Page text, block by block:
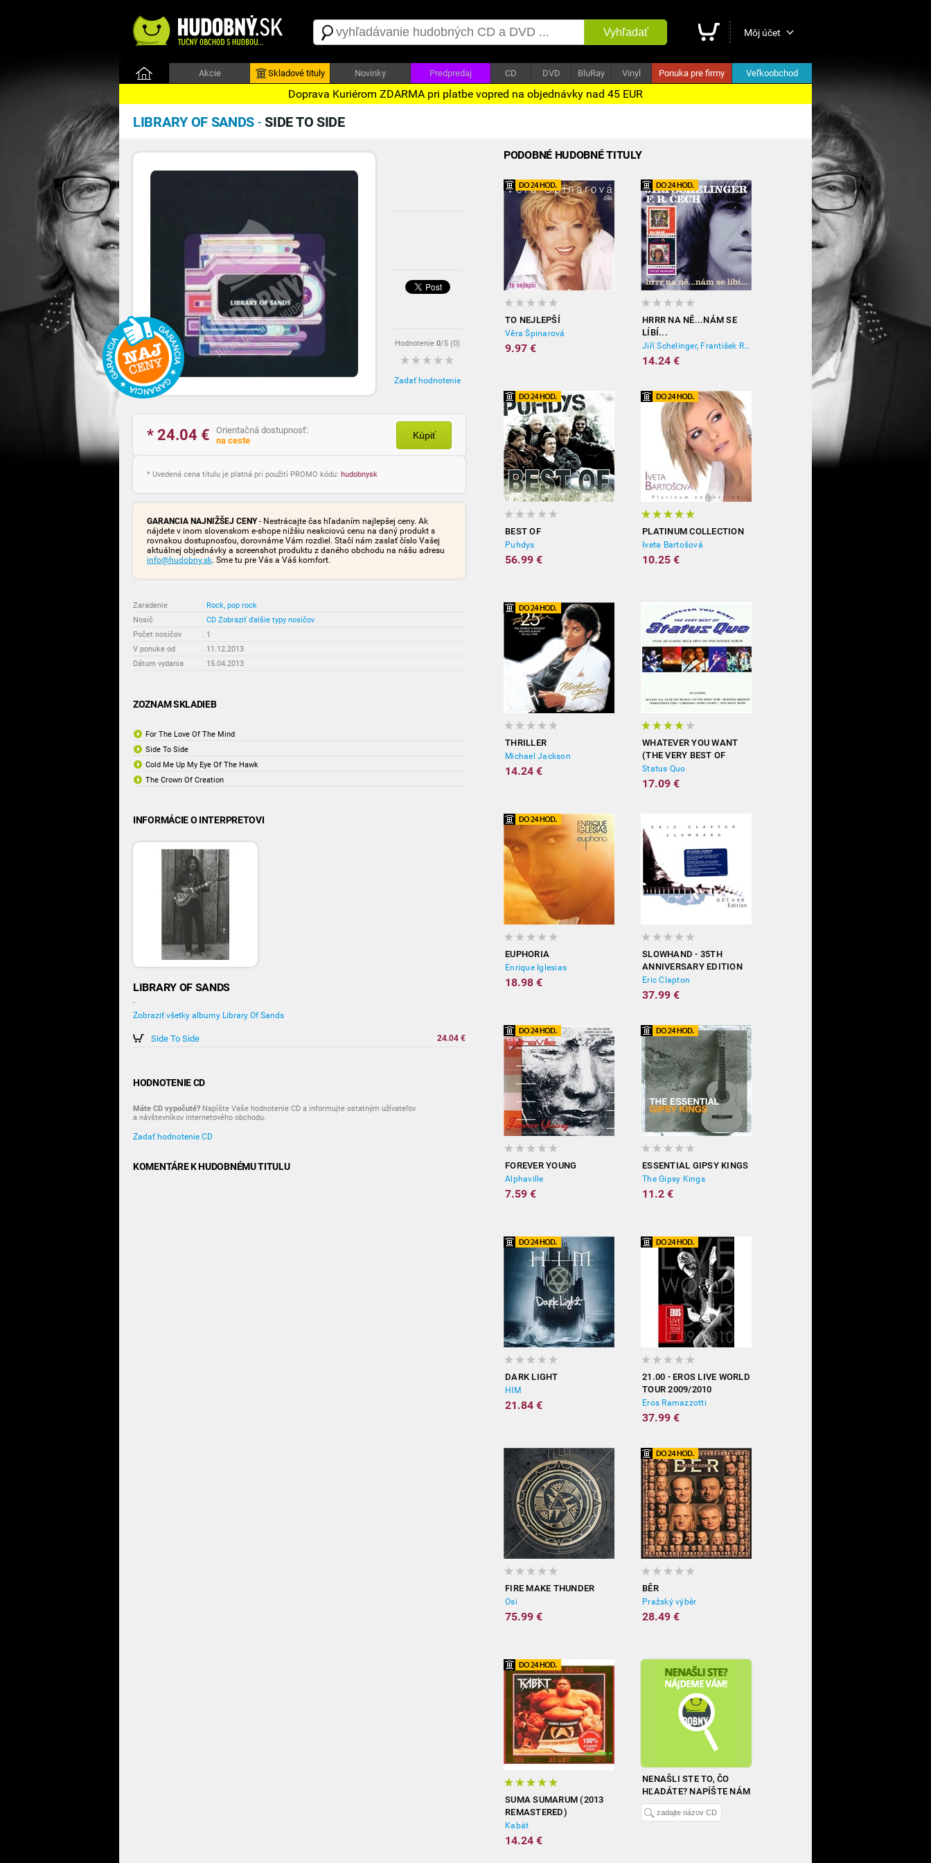
Vyhľadať Môj účet
Akcie Skladové tituly Novinky Predpredaj CD DVD BluRay Vinyl Ponuka pre firmy Veľkoobchod
Doprava Kuriérom ZDARMA pri platbe vopred na objednávky nad 45 EUR
LIBRARY OF SANDS -SIDE TO SIDE
Hodnotenie 0/5 (0)
Zadať hodnotenie
* 24.04 €
Orientačná dostupnosť:
na ceste
Kúpiť
* Uvedená cena titulu je platná pri použití PROMO kódu: hudobnysk
GARANCIA NAJNIŽŠEJ CENY- Nestrácajte čas hľadaním najlepšej ceny. Ak
nájdete v inom slovenskom e-shope nižšiu neakciovú cenu na daný produkt s
rovnakou dostupnosťou, dorovnáme Vám rozdiel. Stačí nám zaslať číslo Vašej
aktuálnej objednávky a screenshot produktu z daného obchodu na nášu adresu
info@hudobny.sk. Sme tu pre Vás a Váš komfort.
Zaradenie : Rock, pop rock
Nosič
: CD Zobraziť ďalšie typy nosičov
Počet nosičov
: 1
V ponuke od
: 11.12.2013
Dátum vydania
: 15.04.2013
ZOZNAM SKLADIEB
For The Love Of The Mind
Side To Side
Cold Me Up My Eye Of The Hawk
The Crown Of Creation
INFORMÁCIE O INTERPRETOVI
LIBRARY OF SANDS
-
Zobraziť všetky albumy Library Of Sands
Side To Side 24.04 €
HODNOTENIE CD
Máte CD vypočuté? Napíšte Vaše hodnotenie CD a informujte ostatným užívateľov
a návštevníkov internetového obchodu.
Zadať hodnotenie CD
KOMENTÁRE K HUDOBNÉMU TITULU
PODOBNÉ HUDOBNÉ TITULY
TO NEJLEPŠÍ
Věra Špinarová
9.97 €
HRRR NA NĚ...NÁM SE
LÍBÍ...
Jiří Schelinger, František Ringo Čech
14.24 €
BEST OF
Puhdys
56.99 €
PLATINUM COLLECTION
Iveta Bartošová
10.25 €
THRILLER
Michael Jackson
14.24 €
WHATEVER YOU WANT
(THE VERY BEST OF
STATUS QUO)
Status Quo
17.09 €
EUPHORIA
Enrique Iglesias
18.98 €
SLOWHAND - 35TH
ANNIVERSARY EDITION
(DELUXE)
Eric Clapton
37.99 €
FOREVER YOUNG
Alphaville
7.59 €
ESSENTIAL GIPSY KINGS
The Gipsy Kings
11.2 €
DARK LIGHT
HIM
21.84 €
21.00 - EROS LIVE WORLD
TOUR 2009/2010
Eros Ramazzotti
37.99 €
FIRE MAKE THUNDER
Osi
75.99 €
BĚR
Pražský výběr
28.49 €
SUMA SUMARUM (2013
REMASTERED)
Kabát
14.24 €
NENAŠLI STE TO, ČO
HĽADÁTE? NAPÍŠTE NÁM